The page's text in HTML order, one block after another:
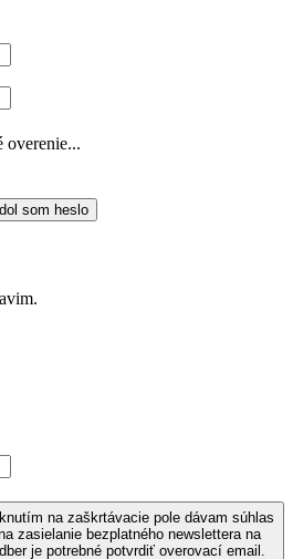
overenie...
som heslo
na zaškrtávacie pole dávam súhlas
zasielanie bezplatného newslettera na
je potrebné potvrdiť overovací email.